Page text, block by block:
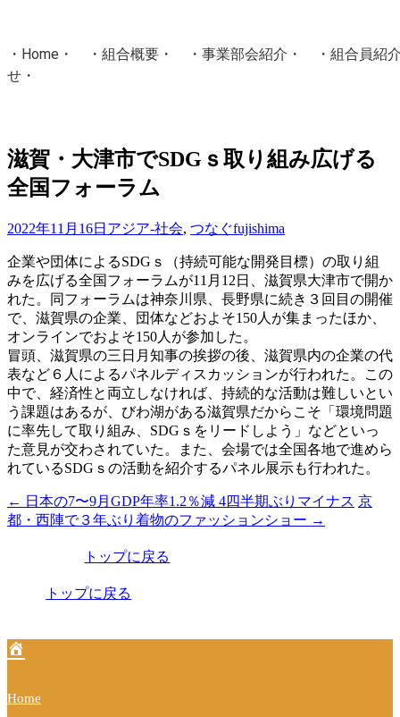
・ Home ・ ・ 組合概要 ・ ・ 事業部会紹介 ・ ・ 組合員紹
せ ・
国土交通省・経済産業省・農林水産省・厚生労働省 認可
滋賀・大津市でSDGｓ取り組み広げる
全国フォーラム
2022年11月16日 アジア-社会, つなぐfujishima
企業や団体によるSDGｓ（持続可能な開発目標）の取り組
みを広げる全国フォーラムが11月12日、滋賀県大津市で開か
れた。同フォーラムは神奈川県、長野県に続き３回目の開催
で、滋賀県の企業、団体などおよそ150人が集まったほか、
オンラインでおよそ150人が参加した。
冒頭、滋賀県の三日月知事の挨拶の後、滋賀県内の企業の代
表など６人によるパネルディスカッションが行われた。この
中で、経済性と両立しなければ、持続的な活動は難しいとい
う課題はあるが、びわ湖がある滋賀県だからこそ「環境問題
に率先して取り組み、SDGｓをリードしよう」などといっ
た意見が交わされていた。また、会場では全国各地で進めら
れているSDGｓの活動を紹介するパネル展示も行われた。
投
稿
ー
ョ
← 日本の7〜9月GDP年率1.2％減 4四半期ぶりマイナス 京
都・西陣で３年ぶり着物のファッションショー →
トップに戻る
トップに戻る
Home